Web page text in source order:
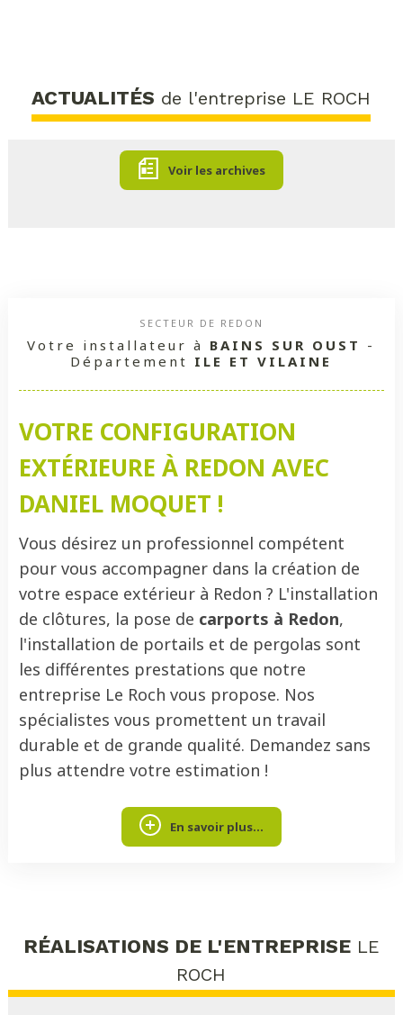
ACTUALITÉS de l'entreprise LE ROCH
Voir les archives
SECTEUR DE REDON
Votre installateur à BAINS SUR OUST -
Département ILE ET VILAINE
VOTRE CONFIGURATION
EXTÉRIEURE À REDON AVEC
DANIEL MOQUET !
Vous désirez un professionnel compétent
pour vous accompagner dans la création de
votre espace extérieur à Redon ? L'installation
de clôtures, la pose de carports à Redon,
l'installation de portails et de pergolas sont
les différentes prestations que notre
entreprise Le Roch vous propose. Nos
spécialistes vous promettent un travail
durable et de grande qualité. Demandez sans
plus attendre votre estimation !
En savoir plus...
RÉALISATIONS DE L'ENTREPRISELE
ROCH